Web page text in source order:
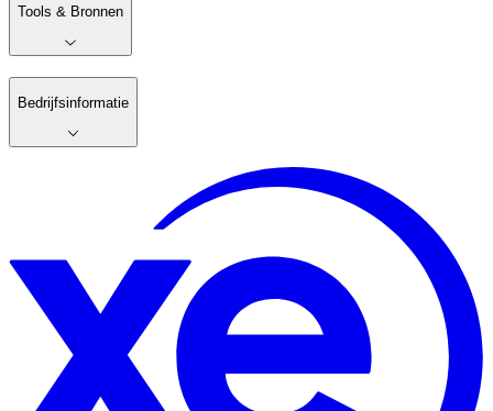
Tools & Bronnen
Bedrijfsinformatie